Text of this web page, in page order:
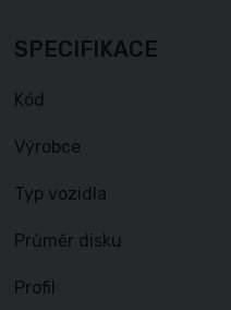
SPECIFIKACE
Kód
Výrobce
Typ vozidla
Průměr disku
Profil